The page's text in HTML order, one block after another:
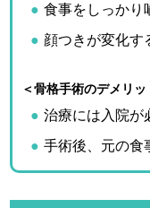
食事をしっかり
顔つきが変化す
＜骨格手術のデメリッ
治療には入院が
手術後、元の食